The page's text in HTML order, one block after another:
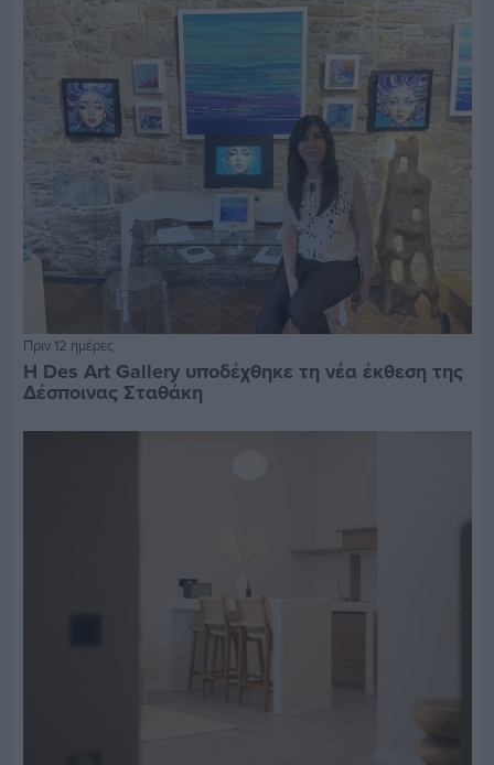
Πριν 12 ημέρες
Η Des Art Gallery υποδέχθηκε τη νέα έκθεση της
Δέσποινας Σταθάκη